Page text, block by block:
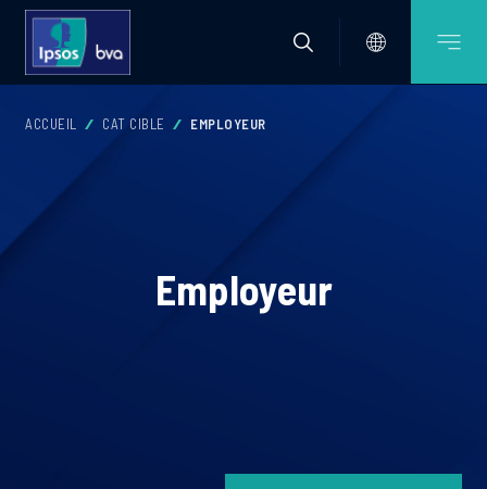
ACCUEIL CAT CIBLE EMPLOYEUR
Employeur